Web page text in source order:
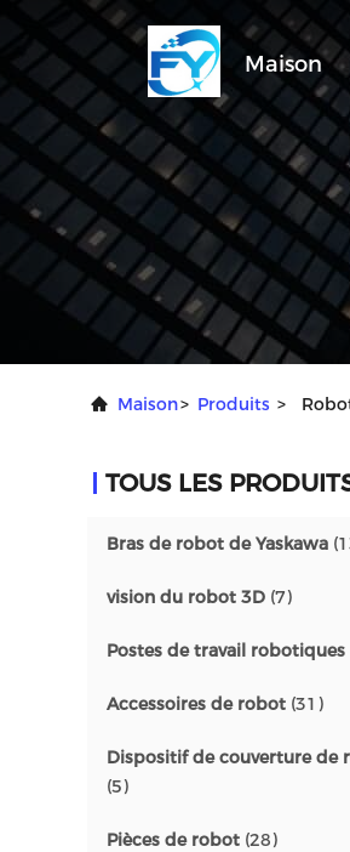
Maison
Maison> Produits >
TOUS LES
Bras de robot de Yaskawa
vision du robot 3D (7)
Postes de travail robotiques
Accessoires de robot (31)
Dispositif de couverture de
(5)
Pièces de robot (28)